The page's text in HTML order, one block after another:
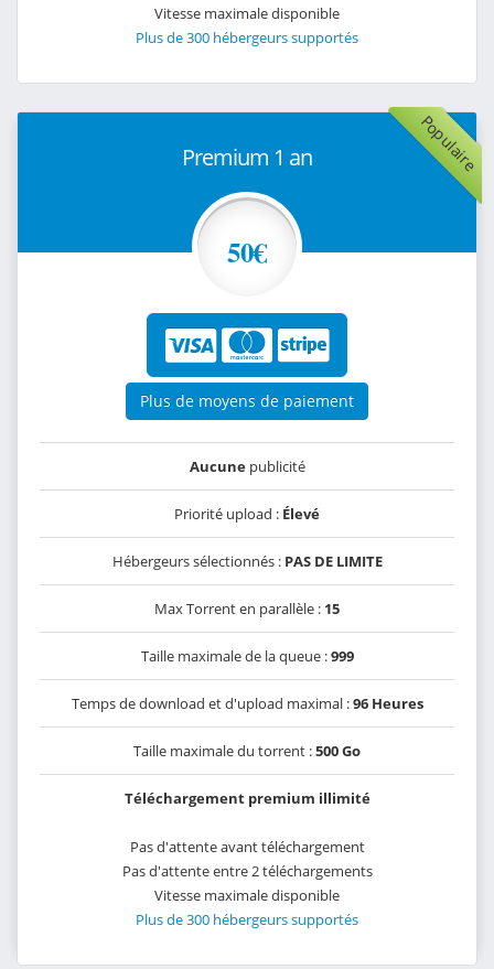
Vitesse maximale disponible
Plus de 300 hébergeurs supportés
Populaire
Premium 1 an
50€
Plus de moyens de paiement
Aucunepublicité
Priorité upload : Élevé
Hébergeurs sélectionnés : PAS DE LIMITE
Max Torrent en parallèle : 15
Taille maximale de la queue :999
Temps de download et d'upload maximal :96 Heures
Taille maximale du torrent :500 Go
Téléchargement premium illimité
Pas d'attente avant téléchargement
Pas d'attente entre 2 téléchargements
Vitesse maximale disponible
Plus de 300 hébergeurs supportés